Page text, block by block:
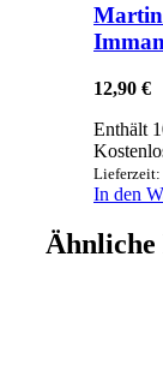
Martin
12,90 €
Enthält
Lieferzeit:
In den
Ähnliche